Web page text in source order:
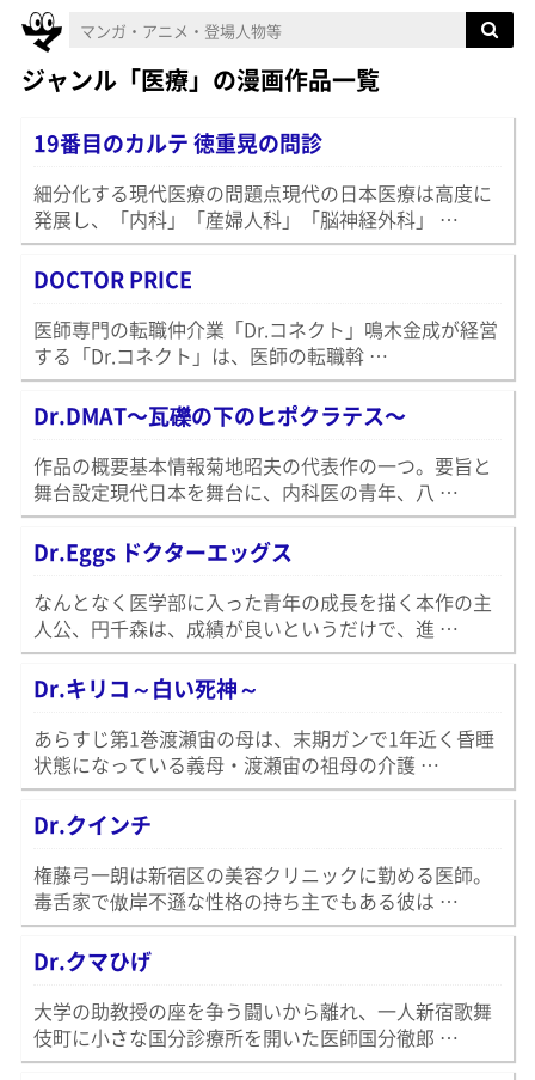
ジャンル「医療」の漫画作品一覧
19番目のカルテ 徳重晃の問診
細分化する現代医療の問題点現代の日本医療は高度に
発展し、「内科」「産婦人科」「脳神経外科」 …
DOCTOR PRICE
医師専門の転職仲介業「Dr.コネクト」鳴木金成が経営
する「Dr.コネクト」は、医師の転職斡 …
Dr.DMAT〜瓦礫の下のヒポクラテス〜
作品の概要基本情報菊地昭夫の代表作の一つ。要旨と
舞台設定現代日本を舞台に、内科医の青年、八 …
Dr.Eggs ドクターエッグス
なんとなく医学部に入った青年の成長を描く本作の主
人公、円千森は、成績が良いというだけで、進 …
Dr.キリコ～白い死神～
あらすじ第1巻渡瀬宙の母は、末期ガンで1年近く昏睡
状態になっている義母・渡瀬宙の祖母の介護 …
Dr.クインチ
権藤弓一朗は新宿区の美容クリニックに勤める医師。
毒舌家で傲岸不遜な性格の持ち主でもある彼は …
Dr.クマひげ
大学の助教授の座を争う闘いから離れ、一人新宿歌舞
伎町に小さな国分診療所を開いた医師国分徹郎 …